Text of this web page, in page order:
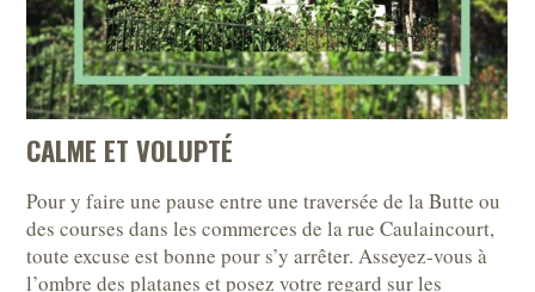
CALME ET VOLUPTÉ
Pour y faire une pause entre une traversée de la Butte ou
des courses dans les commerces de la rue Caulaincourt,
toute excuse est bonne pour s’y arrêter. Asseyez-vous à
l’ombre des platanes et posez votre regard sur les